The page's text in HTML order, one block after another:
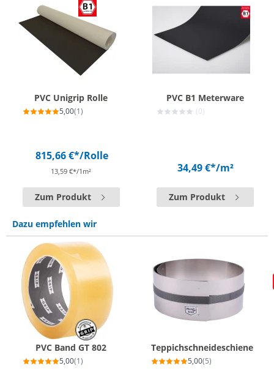
PVC Unigrip Rolle
5,00(1)
815,66 €*/Rolle
13,59 €*/1m²
Zum Produkt
PVC B1 Meterware
(0)
34,49 €*/m²
Zum Produkt
Dazu empfehlen wir
PVC Band GT 802
5,00(1)
Teppichschneideschiene
5,00(5)